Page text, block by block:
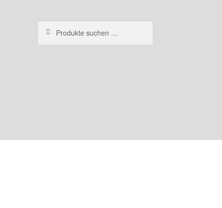
nach: